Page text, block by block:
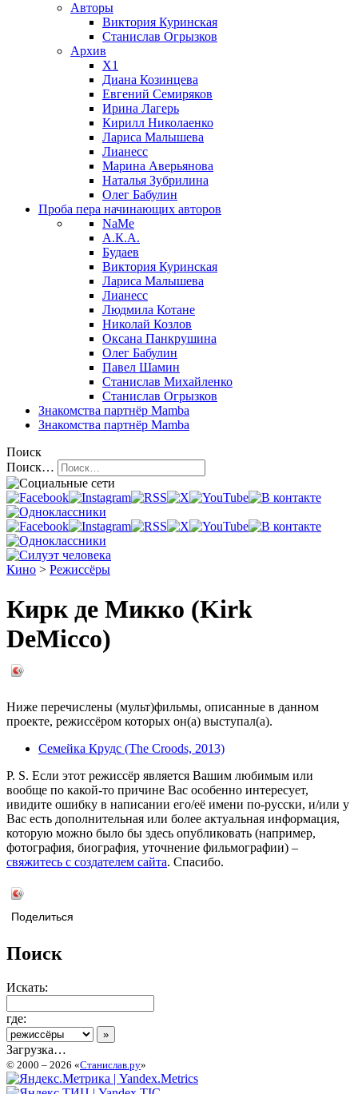
Авторы
Виктория Куринская
Станислав Огрызков
Архив
X1
Диана Козинцева
Евгений Семиряков
Ирина Лагерь
Кирилл Николаенко
Лариса Малышева
Лианесс
Марина Аверьянова
Наталья Зубрилина
Олег Бабулин
Проба пера начинающих авторов
NaMe
А.К.А.
Будаев
Виктория Куринская
Лариса Малышева
Лианесс
Людмила Котане
Николай Козлов
Оксана Панкрушина
Олег Бабулин
Павел Шамин
Станислав Михайленко
Станислав Огрызков
Знакомства партнёр Mamba
Знакомства партнёр Mamba
Поиск
Поиск…
Кино > Режиссёры
Кирк де Микко (Kirk
DeMicco)
Ниже перечислены (мульт)фильмы, описанные в данном
проекте, режиссёром которых он(а) выступал(а).
Семейка Крудс (The Croods, 2013)
P. S. Если этот режиссёр является Вашим любимым или
вообще по какой-то причине Вас особенно интересует,
ивидите ошибку в написании его/её имени по-русски, и/или у
Вас есть дополнительная или более актуальная информация,
которую можно было бы здесь опубликовать (например,
фотография, биография, уточнение фильмографии) –
свяжитесь с создателем сайта. Спасибо.
Поделиться
Поиск
Искать:
где:
Загрузка…
© 2000 – 2026 «Станислав.ру»